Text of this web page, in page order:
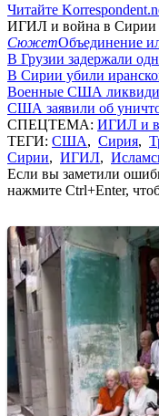
Читайте
ИГИЛ и война в Сирии
СюжетОбъединение
В Грузии задержали
В Сирии убили
Военные США
США заявили об
СПЕЦТЕМА: ИГИЛ и
ТЕГИ: США, Сирия,
Сирии, ИГИЛ,
Если вы заметили
нажмите Ctrl+Enter,